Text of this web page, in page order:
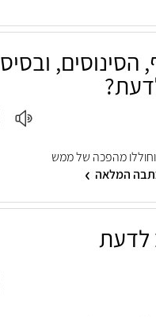
הסינוסים, ובסיס
וחוללו מהפכה של ממש
המלאה
לדעת